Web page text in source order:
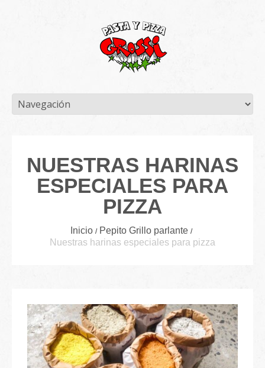
NUESTRAS HARINAS
ESPECIALES PARA
PIZZA
Inicio
Pepito Grillo parlante
Nuestras harinas especiales para pizza